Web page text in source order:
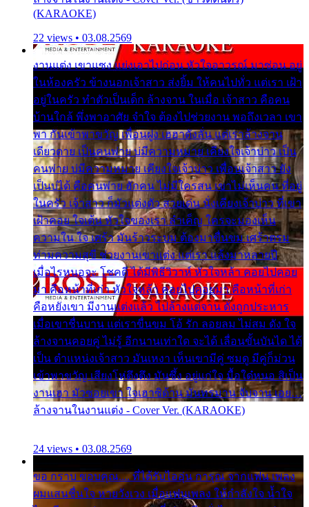
(KARAOKE)
22 views • 03.08.2569
งานแต่ง เขาแซง แย่งเอาไปก่อน หัวใจอาวรณ์ มาซ่อน อยู่
ในห้องครัว ข้างนอกเจ้าสาว ส่งยิ้ม ให้คนไปทั่ว แต่เรา เฝ้า
อยู่ในครัว ทำตัวเป็นเด็ก ล้างจาน ในเมื่อ เจ้าสาว คือคน
บ้านใกล้ พึ่งพาอาศัย จำใจ ต้องไปช่วยงาน พอถึงเวลา เขา
พา กันเข้าพาขวัญ เพื่อนฝูง เฮฮาดังลั่น แต่เราล้างจาน
เดียวดาย เป็นคนพ่าย บ่มีความหมาย เคียงใจเจ้าบ่าว เป็น
คนพ่าย บ่มีความหมาย เคียงใจเจ้าบ่าว เพื่อนเจ้าสาว ยัง
เป็นบ่ได้ คือคนพ่าย ฮักคน ไม่มีใครสน เขาไม่เห็นคน ที่อยู่
ในครัว เจ้าสาว ก็มัวแต่งตัว สวยเด่น นั่งเคียงเจ้าบ่าว ที่เขา
เฝ้าคอย ใจเต้น หัวใจของเรา ลำเค็ญ ใครจะมองเห็น
ความใน ใจ เศร้า มันร้าวระบม ต้องมาขื่นขม เศร้าตรม
ท่ามความสุขี ช่วยงานเขาแต่ง แต่เรา แล้งมาหลายปี
เมื่อไรหนอจะ โชคดี ได้มีพิธีวิวาห์ หัวใจหล้า คอยไปคอย
มา คือหน้าที่เก่า หัวใจหล้า คอยไปคอยมา คือหน้าที่เก่า
คือหยังเขา มีงานแต่งแล้ว ไปล้างแต่จาน ดั่งถูกประหาร
เมื่อเขาชื่นบาน แต่เราขื่นขม โอ้ รัก ลอยลม ไม่สม ดัง ใจ
ล้างจานคอยคู่ ไม่รู้ อีกนานเท่าใด จะได้ เลื่อนขั้นบันได ได้
เป็น ตำแหน่งเจ้าสาว มันเหงา เห็นเขามีคู่ ซมดู มีคู่ก็ม่วน
เข้าพาขวัญ เสียงโห่ตึงตึง มันซึ้ง อยู่แก่ใจ มื้อใด๋หนอ สิเป็น
งานเฮา มัวซอยเขา ใจเฮาซิด้าน มันทรมาน จับจาน เอย…
ล้างจานในงานแต่ง - Cover Ver. (KARAOKE)
24 views • 03.08.2569
ขอ กราบ ขอบคุณ.... ที่ได้รับไออุ่น การุณ จากแฟน เพลง
ผมแสนชื่นใจ หายวังเวง เมื่อแฟนเพลง ให้กำลังใจ น้ำใจ